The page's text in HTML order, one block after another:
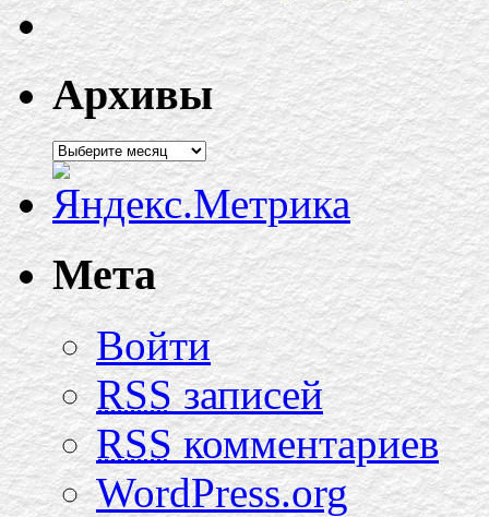
Архивы
Мета
Войти
RSSзаписей
RSSкомментариев
WordPress.org